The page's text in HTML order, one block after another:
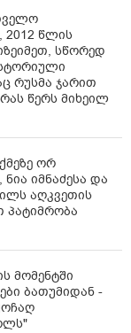
2012 წლის
სწორედ
რუსმა ჯარით
წერს მიხეილ
ორ
იმნაძესა და
აღკვეთის
პატიმრობა
მომენტში
ბათუმიდან -